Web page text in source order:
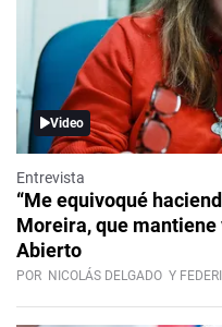
Video
Entrevista
“Me equivoqué
Moreira, que mantiene
Abierto
POR NICOLÁS DELGADO Y